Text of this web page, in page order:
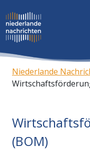
Niederlande
(BOM)